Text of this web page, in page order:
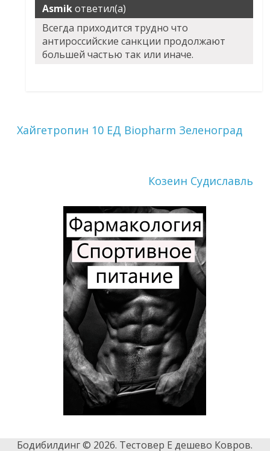
Asmikответил(а)
Всегда приходится трудно что
антироссийские санкции продолжают
большей частью так или иначе.
Хайгетропин 10 ЕД Biopharm Зеленоград
Козеин Судиславль
Бодибилдинг © 2026. Тестовер Е дешево Ковров.